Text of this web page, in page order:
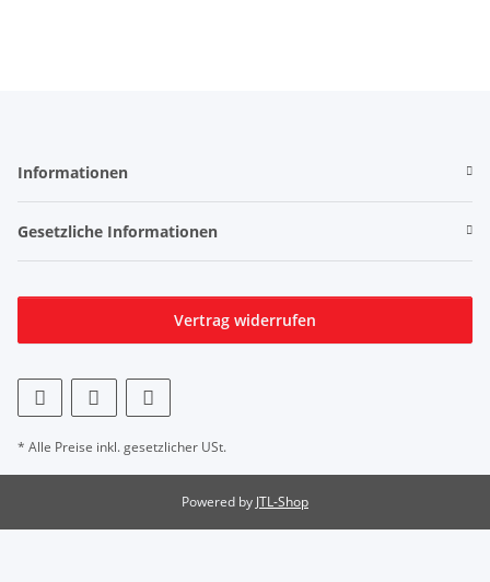
Informationen
Gesetzliche Informationen
Vertrag widerrufen
* Alle Preise inkl. gesetzlicher USt.
Powered by JTL-Shop